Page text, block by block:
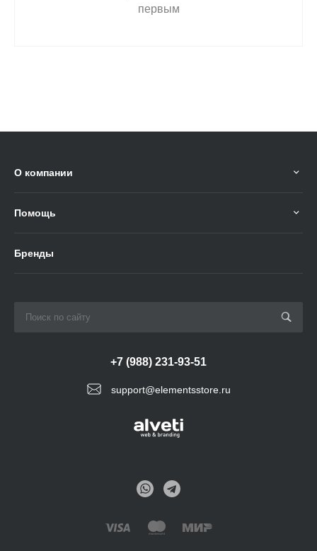
первым
О компании
Помощь
Бренды
support@elementsstore.ru
+7 (988) 231-93-51